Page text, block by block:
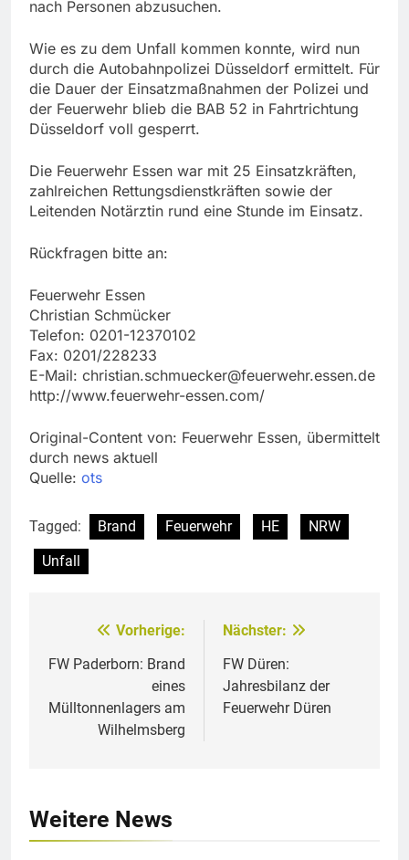
nach Personen abzusuchen.
Wie es zu dem Unfall kommen konnte, wird nun
durch die Autobahnpolizei Düsseldorf ermittelt. Für
die Dauer der Einsatzmaßnahmen der Polizei und
der Feuerwehr blieb die BAB 52 in Fahrtrichtung
Düsseldorf voll gesperrt.
Die Feuerwehr Essen war mit 25 Einsatzkräften,
zahlreichen Rettungsdienstkräften sowie der
Leitenden Notärztin rund eine Stunde im Einsatz.
Rückfragen bitte an:
Feuerwehr Essen
Christian Schmücker
Telefon: 0201-12370102
Fax: 0201/228233
E-Mail: christian.schmuecker@feuerwehr.essen.de
http://www.feuerwehr-essen.com/
Original-Content von: Feuerwehr Essen, übermittelt
durch news aktuell
Quelle: ots
Tagged: Brand Feuerwehr HE
NRW
Unfall
Beitragsnavigation
Vorherige:
FW Paderborn: Brand
eines
Mülltonnenlagers am
Wilhelmsberg
Nächster:
FW Düren:
Jahresbilanz der
Feuerwehr Düren
Weitere News